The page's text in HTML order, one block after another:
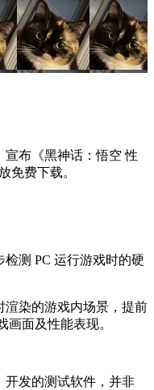
宣布《黑神话：悟空 性
免费下载。
测 PC 运行游戏时的硬
渲染的游戏内场景，提前
画面及性能表现。
开发的测试软件，并非